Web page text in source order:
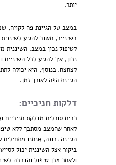
יותר.
במצב של הגיינת פה לקויה,
בשיניים, חשוב להגיע
לטיפול נכון במצב. השיננית
נכון, איך להגיע לכל השיניים
לצחצח. בנוסף, היא יכולה
הגיינת הפה לאורך זמן.
דלקות חניכיים:
רבים סובלים מדלקת חניכיים
לאחר שהמצב מסתבך ללא
הגיינה נכונה, אנחנו מתחילים
ביקור אצל השיננית יכול
ולאחר מכן טיפול והדרכה